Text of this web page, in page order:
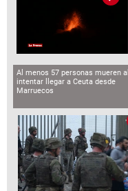
Al menos 57 personas mueren al
intentar llegar a Ceuta desde
Marruecos